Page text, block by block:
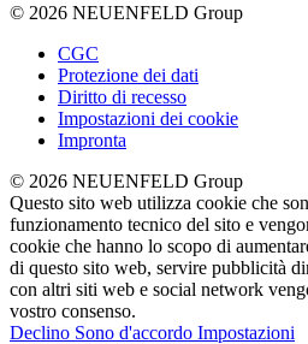
© 2026 NEUENFELD Group
CGC
Protezione dei dati
Diritto di recesso
Impostazioni dei cookie
Impronta
© 2026 NEUENFELD Group
Questo sito web utilizza cookie che
funzionamento tecnico del sito e
cookie che hanno lo scopo di
di questo sito web, servire pubblicità
con altri siti web e social network
vostro consenso.
Declino Sono d'accordo Impostazioni